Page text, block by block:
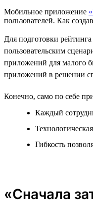
Мобильное приложение
пользователей. Как
Для подготовки
пользовательским
приложений для малого
приложений в решении
Конечно, само по себе
Каждый
Гибкость
«Сначала